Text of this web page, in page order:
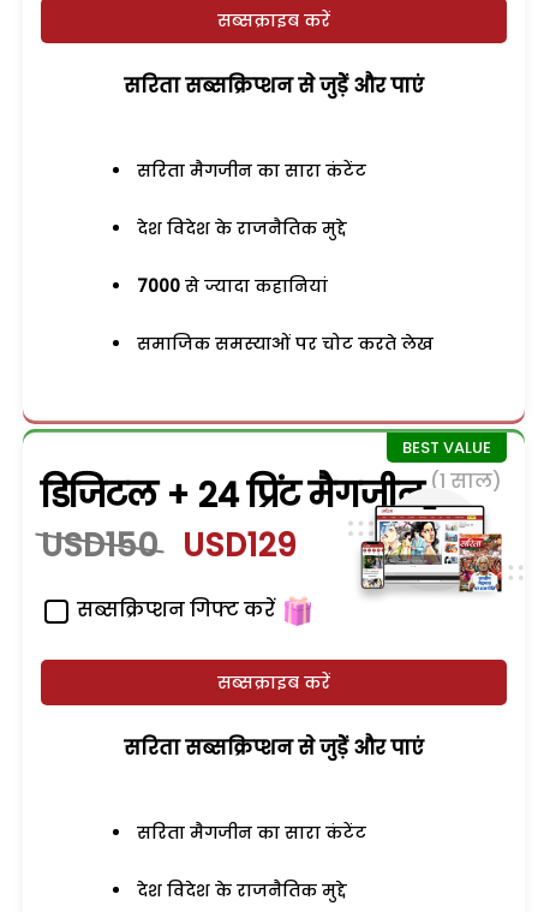
सब्सक्राइब करें
सरिता सब्सक्रिप्शन से जुड़ेें और पाएं
सरिता मैगजीन का सारा कंटेंट
देश विदेश के राजनैतिक मुद्दे
7000 से ज्यादा कहानियां
समाजिक समस्याओं पर चोट करते लेख
डिजिटल + 24 प्रिंट मैगजीन (1 साल)
USD150 USD129
सब्सक्रिप्शन गिफ्ट करें
सब्सक्राइब करें
सरिता सब्सक्रिप्शन से जुड़ेें और पाएं
सरिता मैगजीन का सारा कंटेंट
देश विदेश के राजनैतिक मुद्दे